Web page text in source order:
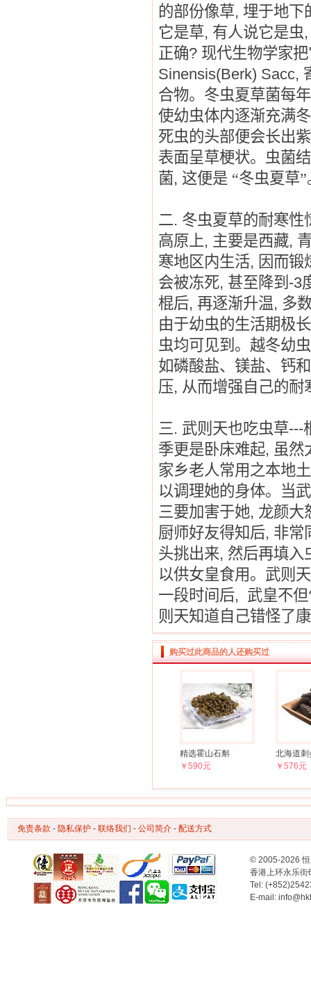
的部份像草, 埋于地下
它是草, 有人说它是虫
正确? 现代生物学家
Sinensis(Berk) Sacc,
合物。冬虫夏草菌每
使幼虫体内逐渐充满
死虫的头部便会长出
表面呈草梗状。虫菌
菌, 这便是 “冬虫夏草”
二. 冬虫夏草的耐寒性
高原上, 主要是西藏,
寒地区内生活, 因而锻
会被冻死, 甚至降到 -3
棍后, 再逐渐升温, 多
由于幼虫的生活期极长
虫均可见到。越冬幼
如磷酸盐、镁盐、钙
压, 从而增强自己的耐
三. 武则天也吃虫草---
季更是卧床难起, 虽然
家乡老人常用之本地
以调理她的身体。当
三要加害于她, 龙颜大
厨师好友得知后, 非常
头挑出来, 然后再填入
以供女皇食用。武则
一段时间后, 武皇不
则天知道自己错怪了
购买过此商品的人还购买过
精选霍山石斛
￥590元
北海道刺
￥576元
免责条款 - 隐私保护 - 联络我们 - 公司简介 - 配送方式
© 2005-2026 恒
香港上环永乐街
Tel:
E-mail: